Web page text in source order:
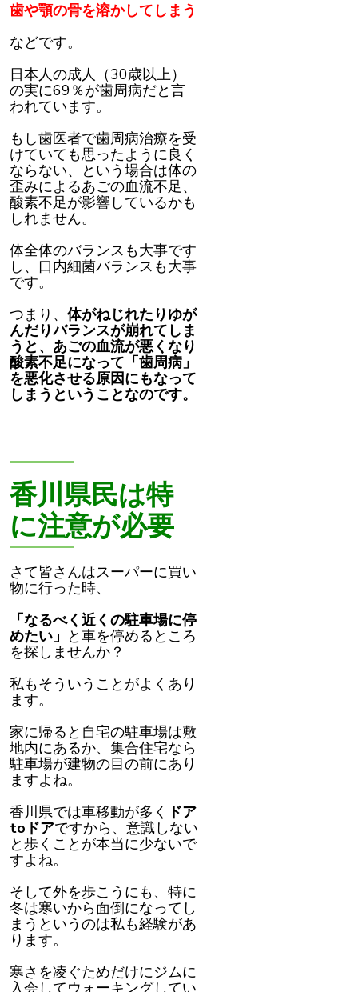
歯や顎の骨を溶かしてしまう
などです。
日本人の成人（30歳以上）
の実に69％が歯周病だと言
われています。
もし歯医者で歯周病治療を受
けていても思ったように良く
ならない、という場合は体の
歪みによるあごの血流不足、
酸素不足が影響しているかも
しれません。
体全体のバランスも大事です
し、口内細菌バランスも大事
です。
つまり、 体がねじれたりゆが
んだりバランスが崩れてしま
うと、あごの血流が悪くなり
酸素不足になって「歯周病」
を悪化させる原因にもなって
しまうということなのです。
香川県民は特
に注意が必要
さて皆さんはスーパーに買い
物に行った時、
「なるべく近くの駐車場に停
めたい」 と車を停めるところ
を探しませんか？
私もそういうことがよくあり
ます。
家に帰ると自宅の駐車場は敷
地内にあるか、集合住宅なら
駐車場が建物の目の前にあり
ますよね。
香川県では車移動が多く ドア
toドアですから、意識しない
と歩くことが本当に少ないで
すよね。
そして外を歩こうにも、特に
冬は寒いから面倒になってし
まうというのは私も経験があ
ります。
寒さを凌ぐためだけにジムに
入会してウォーキングしてい